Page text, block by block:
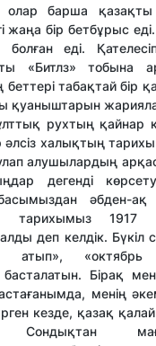
олар барша қазақты
жаңа бір бетбұрыс
еді.
«Битлз» тобына
табақтай бір
қуаныштарын
рухтың қайнар
халықтың
алушылардың
дегенді
әбден-
тарихымыз
деп келдік. Бүкіл
атып», «октябрь
Бірақ
менің
кезде, қазақ
Сондықтан